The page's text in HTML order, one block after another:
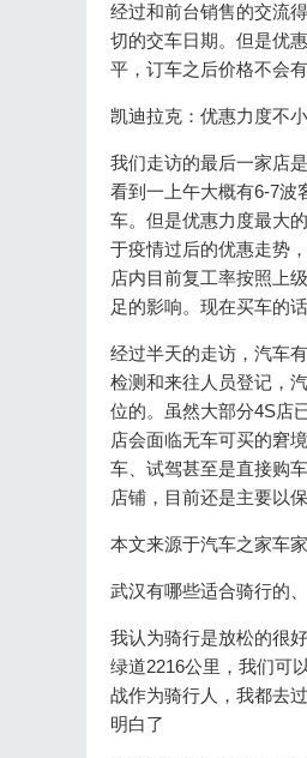
经过和前台销售的交流
切的交车日期。但是优
平，订车之后价格不会有
凯迪拉克：优惠力度不
我们走访的最后一家店
看到一上午大概有6-7波
车。但是优惠力度最大
于疫情过后的优惠走势
店内目前复工率按照上
足的影响。现在买车的
经过半天的走访，汽车
检测和来往人员登记，
位的。虽然大部分4S店
店会面临无车可买的窘
车、试驾甚至是直接购
店铺，目前还是主要以
本文来源于汽车之家车
武汉有哪些适合骑行的
我认为骑行是放松的很
绿道2216公里，我们可
战作为骑行人，我都去
明白了